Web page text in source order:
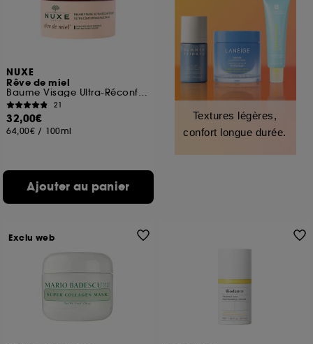
NUXE
Rêve de miel
Baume Visage Ultra-Réconfortant
21
32,00€
64,00€ / 100ml
Ajouter au panier
Textures légères,
confort longue durée.
Exclu web